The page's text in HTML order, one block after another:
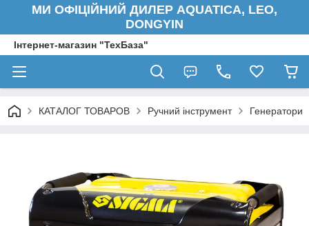
МИ ОФІЦІЙНИЙ ДИЛЕР AQUATICA, LEO,
DONGYIN
Інтернет-магазин "ТехБаза"
КАТАЛОГ ТОВАРОВ Ручний інструмент Генератори